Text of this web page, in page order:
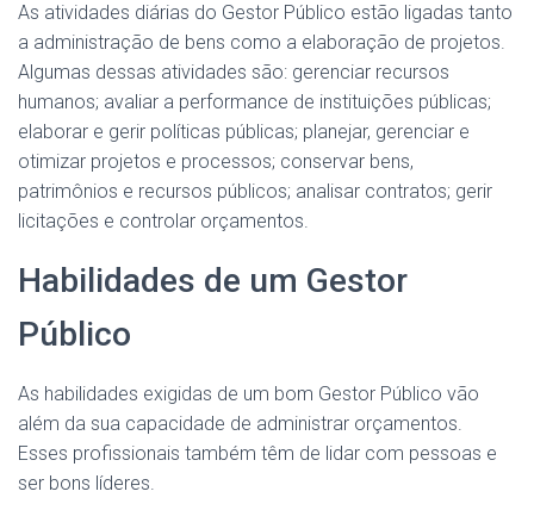
As atividades diárias do Gestor Público estão ligadas tanto
a administração de bens como a elaboração de projetos.
Algumas dessas atividades são: gerenciar recursos
humanos; avaliar a performance de instituições públicas;
elaborar e gerir políticas públicas; planejar, gerenciar e
otimizar projetos e processos; conservar bens,
patrimônios e recursos públicos; analisar contratos; gerir
licitações e controlar orçamentos.
Habilidades de um Gestor
Público
As habilidades exigidas de um bom Gestor Público vão
além da sua capacidade de administrar orçamentos.
Esses profissionais também têm de lidar com pessoas e
ser bons líderes.